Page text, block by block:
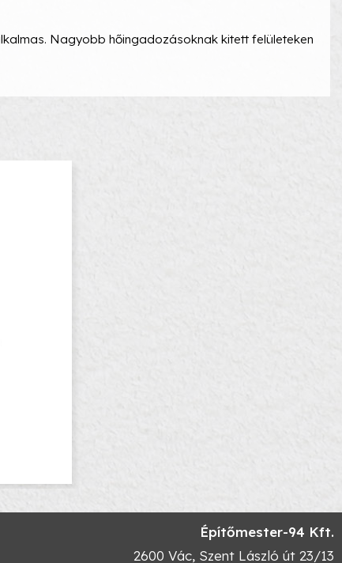
Nagyobb hőingadozásoknak kitett felületeken
Építőmester-94 Kft.
2600 Vác, Szent László út 23/13